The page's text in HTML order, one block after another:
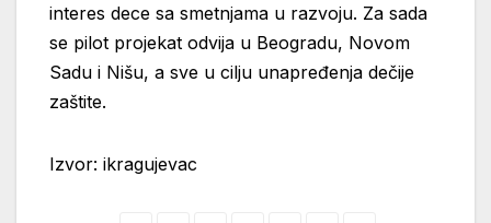
interes dece sa smetnjama u razvoju. Za sada
se pilot projekat odvija u Beogradu, Novom
Sadu i Nišu, a sve u cilju unapređenja dečije
zaštite.
Izvor: ikragujevac